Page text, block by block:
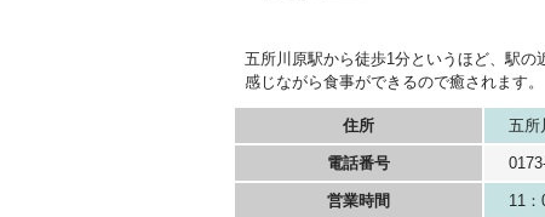
五所川原駅から徒歩1分というほど、駅
感じながら食事ができるので癒されます。
住所 五所
電話番号
営業時間 11